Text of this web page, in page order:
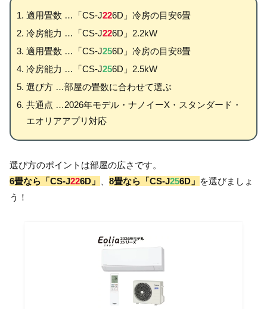
適用畳数 …「CS-J226D」冷房の目安6畳
冷房能力 …「CS-J226D」2.2kW
適用畳数 …「CS-J256D」冷房の目安8畳
冷房能力 …「CS-J256D」2.5kW
選び方 …部屋の畳数に合わせて選ぶ
共通点 …2026年モデル・ナノイーX・スタンダード・
エオリアアプリ対応
選び方のポイントは部屋の広さです。
6畳なら「CS-J226D」 8畳なら「CS-J256D」 を選びましょ
う！